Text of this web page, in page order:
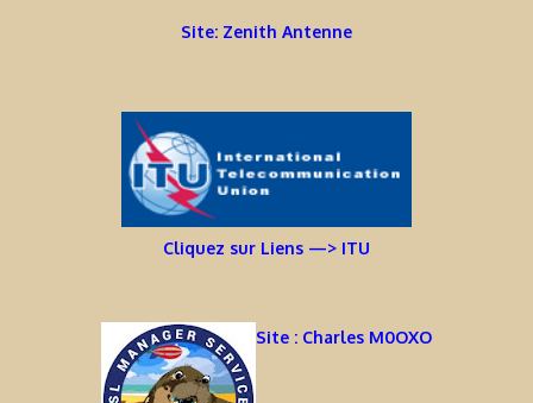
Site: Zenith Antenne
Cliquez sur Liens —> ITU
Site : Charles M0OXO